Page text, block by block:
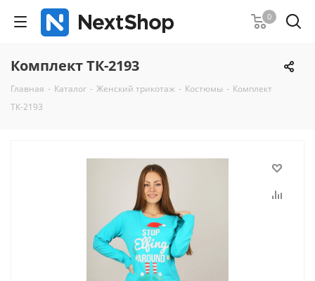
0
Комплект ТК-2193
Главная - Каталог - Женский трикотаж - Костюмы - Комплект
ТК-2193